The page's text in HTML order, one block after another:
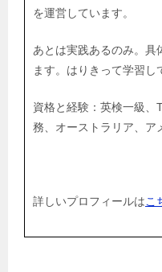
を運営しています。
あとは実践あるのみ。具
ます。はりきって学習し
資格と経験：英検一級、
務、オーストラリア、ア
詳しいプロフィールはこ